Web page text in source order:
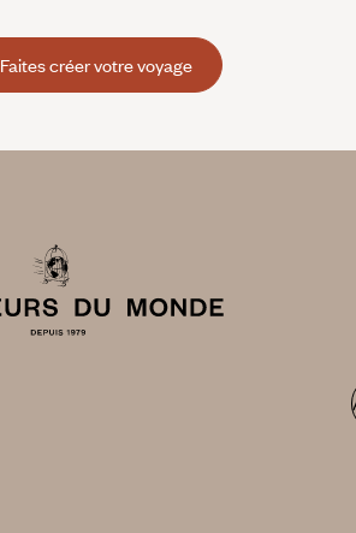
Faites créer votre voyage